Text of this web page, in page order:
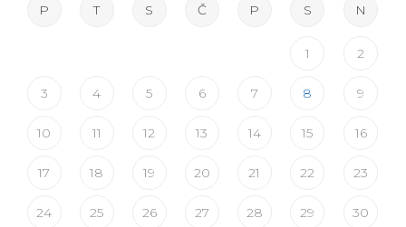
P T S Č P S N
1 2
3 4 5 6 7 8 9
10 11 12 13 14 15 16
17 18 19 20 21 22 23
24 25 26 27 28 29 30